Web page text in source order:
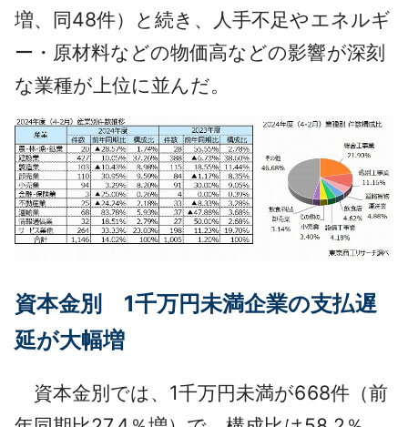
増、同48件）と続き、人手不足やエネルギ
ー・原材料などの物価高などの影響が深刻
な業種が上位に並んだ。
資本金別 1千万円未満企業の支払遅
延が大幅増
資本金別では、1千万円未満が668件（前